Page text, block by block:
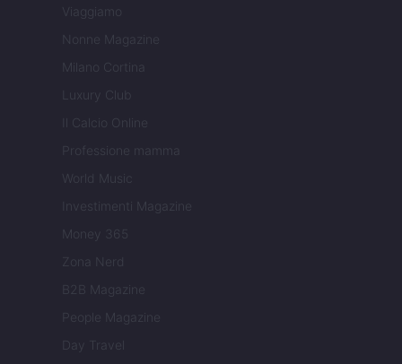
Viaggiamo
Nonne Magazine
Milano Cortina
Luxury Club
Il Calcio Online
Professione mamma
World Music
Investimenti Magazine
Money 365
Zona Nerd
B2B Magazine
People Magazine
Day Travel